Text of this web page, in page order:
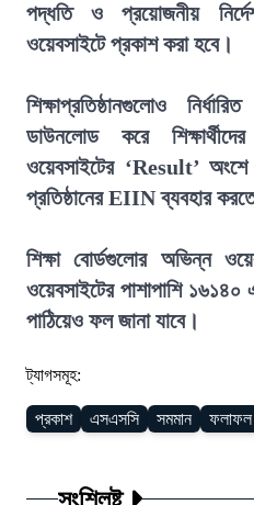
পদ্ধতি ও প্রয়োজনীয়
ওয়েবসাইটে প্রকাশ করা হবে।
শিক্ষাপ্রতিষ্ঠানগুলোও
ডাউনলোড করে
ওয়েবসাইটের ‘Result’ অংশে
প্রতিষ্ঠানের EIIN ব্যবহার
শিক্ষা বোর্ডগুলোর অভিন্ন
ওয়েবসাইটের পাশাপাশি
পাঠিয়েও ফল জানা যাবে।
ট্যাগসমূহ:
প্রকাশ এসএসসি সমমান ফলাফল